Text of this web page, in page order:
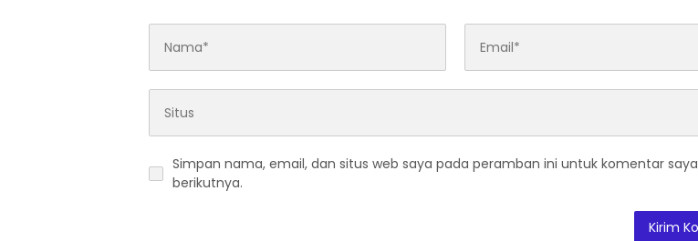
Simpan nama, email, dan situs web saya pada peramban ini untuk komentar saya
berikutnya.